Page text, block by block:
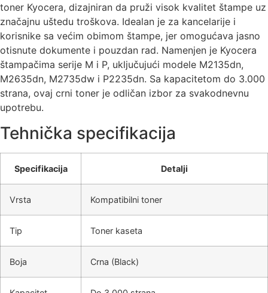
toner Kyocera, dizajniran da pruži visok kvalitet štampe uz
značajnu uštedu troškova. Idealan je za kancelarije i
korisnike sa većim obimom štampe, jer omogućava jasno
otisnute dokumente i pouzdan rad. Namenjen je Kyocera
štampačima serije M i P, uključujući modele M2135dn,
M2635dn, M2735dw i P2235dn. Sa kapacitetom do 3.000
strana, ovaj crni toner je odličan izbor za svakodnevnu
upotrebu.
Tehnička specifikacija
Specifikacija Detalji
Vrsta Kompatibilni toner
Tip Toner kaseta
Boja Crna (Black)